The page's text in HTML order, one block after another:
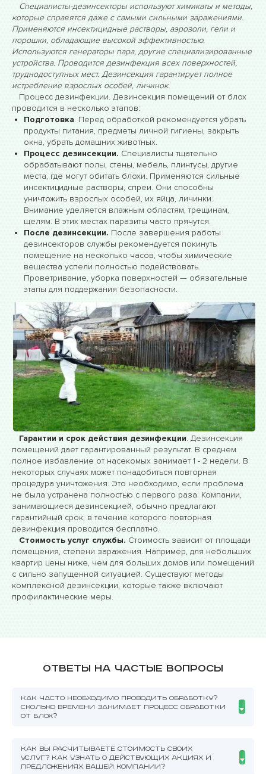
Специалисты-дезинсекторы используют химикаты и методы,
которые справятся даже с самыми сильными заражениями.
Применяются инсектицидные растворы, аэрозоли, гели и
порошки, обладающие высокой эффективностью.
Используются генераторы пара, другие специализированные
устройства. Проводится дезинфекция всех поверхностей,
труднодоступных мест. Дезинсекция гарантирует полное
истребление взрослых особей, личинок.
Процесс дезинфекции. Дезинсекция помещений от блох
проводится в несколько этапов:
Подготовка. Перед обработкой рекомендуется убрать
продукты питания, предметы личной гигиены, закрыть
окна, убрать домашних животных.
Процесс дезинсекции. Специалисты тщательно
обрабатывают полы, стены, мебель, плинтусы, другие
места, где могут обитать блохи. Применяются сильные
инсектицидные растворы, спреи. Они способны
уничтожить взрослых особей, их яйца, личинки.
Внимание уделяется влажным областям, трещинам,
щелям. В этих местах паразиты часто прячутся.
После дезинсекции. После завершения работы
дезинсекторов службы рекомендуется покинуть
помещение на несколько часов, чтобы химические
вещества успели полностью подействовать.
Проветривание, уборка поверхностей — обязательные
этапы для поддержания безопасности.
Гарантии и срок действия дезинфекции. Дезинсекция
помещений дает гарантированный результат. В среднем
полное избавление от насекомых занимает 1 - 2 недели. В
некоторых случаях может понадобиться повторная
процедура уничтожения. Это необходимо, если проблема
не была устранена полностью с первого раза. Компании,
занимающиеся дезинсекцией, обычно предлагают
гарантийный срок, в течение которого повторная
дезинфекция проводится бесплатно.
Стоимость услуг службы. Стоимость зависит от площади
помещения, степени заражения. Например, для небольших
квартир цены ниже, чем для больших домов или помещений
с сильно запущенной ситуацией. Существуют методы
комплексной дезинсекции, которые также включают
профилактические меры.
Ответы на частые вопросы
КАК ЧАСТО НЕОБХОДИМО ПРОВОДИТЬ ОБРАБОТКУ?
СКОЛЬКО ВРЕМЕНИ ЗАНИМАЕТ ПРОЦЕСС ОБРАБОТКИ
ОТ БЛОХ?
КАК ВЫ РАСЧИТЫВАЕТЕ СТОИМОСТЬ СВОИХ
УСЛУГ? КАК УЗНАТЬ О ДЕЙСТВУЮЩИХ АКЦИЯХ И
ПРЕДЛОЖЕНИЯХ ВАШЕЙ КОМПАНИИ?